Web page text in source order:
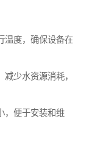
温度，确保设备在
少水资源消耗，
，便于安装和维